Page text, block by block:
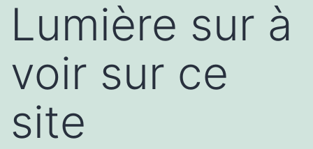
Lumière sur à
voir sur ce
site